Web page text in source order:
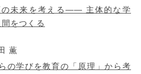
の未来を考える―― 主体的な学
をつくる
薫
の学びを教育の「原理」から考